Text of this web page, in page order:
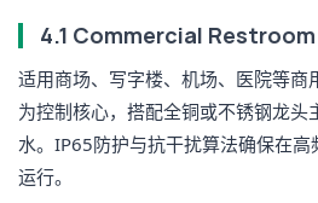
4.1 Commercial
适用商场、写字楼、机场、医院等商
为控制核心，搭配全铜或不锈钢龙头
水。IP65防护与抗干扰算法确保在
运行。